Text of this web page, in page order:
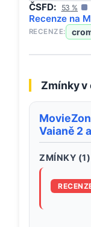
ČSFD: 53 %
Recenze na
RECENZE:
Zmínky v
Vaianě 2
ZMÍNKY (1)